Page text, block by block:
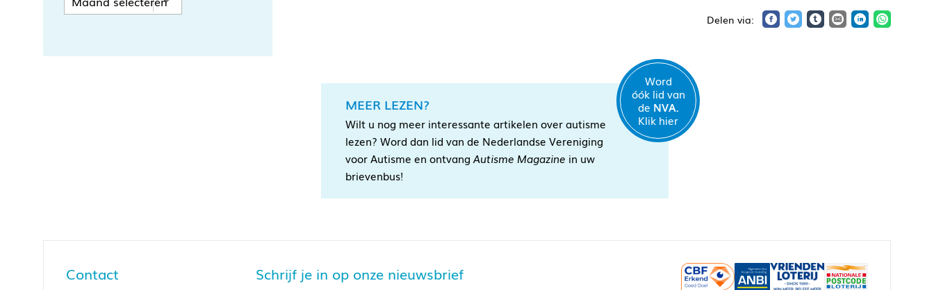
MEER LEZEN?
Wilt u nog meer interessante artikelen over autisme
lezen? Word dan lid van de Nederlandse Vereniging
voor Autisme en ontvang Autisme Magazine in uw
brievenbus!
Word
óók lid van
de NVA.
Klik hier
Contact Schrijf je in op onze nieuwsbrief